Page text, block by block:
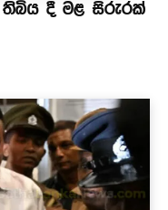
තිබිය දී මළ සිරුරක්